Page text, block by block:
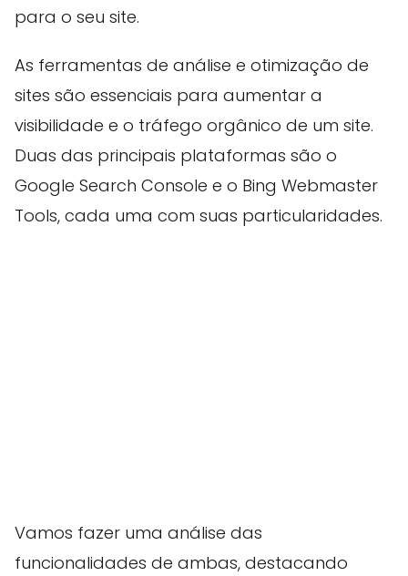
para o seu site.
As ferramentas de análise e otimização de
sites são essenciais para aumentar a
visibilidade e o tráfego orgânico de um site.
Duas das principais plataformas são o
Google Search Console e o Bing Webmaster
Tools, cada uma com suas particularidades.
Vamos fazer uma análise das
funcionalidades de ambas, destacando